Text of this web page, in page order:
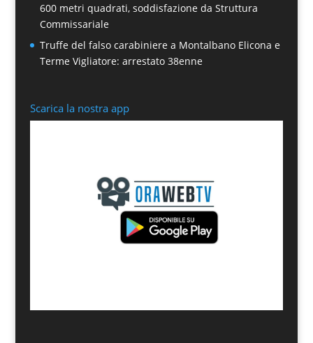
600 metri quadrati, soddisfazione da Struttura
Commissariale
Truffe del falso carabiniere a Montalbano Elicona e
Terme Vigliatore: arrestato 38enne
Scarica la nostra app